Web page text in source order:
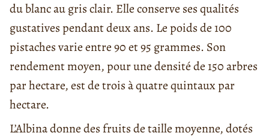
du blanc au gris clair. Elle conserve ses qualités
gustatives pendant deux ans. Le poids de 100
pistaches varie entre 90 et 95 grammes. Son
rendement moyen, pour une densité de 150 arbres
par hectare, est de trois à quatre quintaux par
hectare.
L’Albina donne des fruits de taille moyenne, dotés